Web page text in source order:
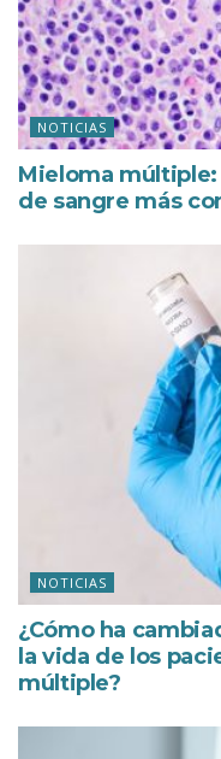
NOTICIAS
Mieloma
de sangre más
NOTICIAS
¿Cómo ha
la vida de los
múltiple?